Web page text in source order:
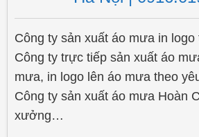
Công ty sản xuất áo mưa in logo
Công ty trực tiếp sản xuất áo
mưa, in logo lên áo mưa theo
Công ty sản xuất áo mưa Hoàn
xưởng…